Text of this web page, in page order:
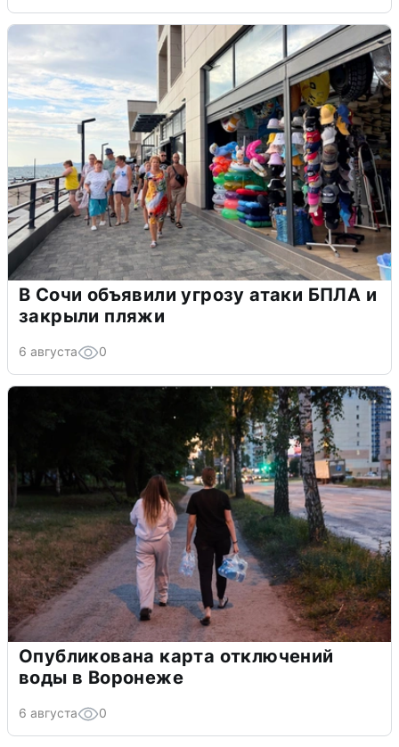
В Сочи объявили угрозу атаки БПЛА и
закрыли пляжи
6 августа 0
Опубликована карта отключений
воды в Воронеже
6 августа 0